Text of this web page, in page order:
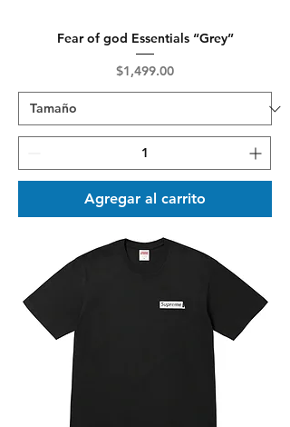
Fear of god Essentials “Grey”
Precio
$1,499.00
Agregar al carrito